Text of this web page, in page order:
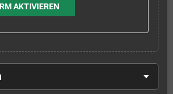
AKTIVIEREN